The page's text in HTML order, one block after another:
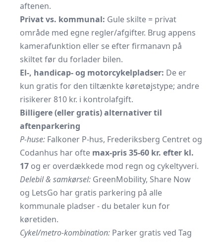
aftenen.
Privat vs. kommunal: Gule skilte = privat
område med egne regler/afgifter. Brug appens
kamerafunktion eller se efter firmanavn på
skiltet før du forlader bilen.
El-, handicap- og motorcykelpladser: De er
kun gratis for den tiltænkte køretøjstype; andre
risikerer 810 kr. i kontrolafgift.
Billigere (eller gratis) alternativer til
aftenparkering
P-huse: Falkoner P-hus, Frederiksberg Centret og
Codanhus har ofte max-pris 35-60 kr. efter kl.
17 og er overdækkede mod regn og cykeltyveri.
Delebil & samkørsel: GreenMobility, Share Now
og LetsGo har gratis parkering på alle
kommunale pladser - du betaler kun for
køretiden.
Cykel/metro-kombination: Parker gratis ved Tag